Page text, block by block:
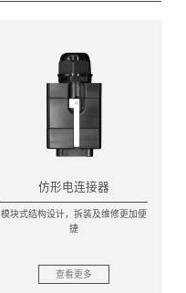
仿形电连接器
模块式结构设计，拆装及维修更加便
捷
查看更多